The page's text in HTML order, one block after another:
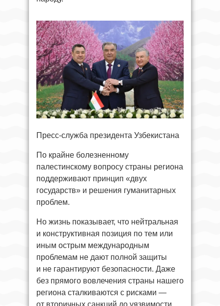
Пресс-служба президента Узбекистана
По крайне болезненному
палестинскому вопросу страны региона
поддерживают принцип «двух
государств» и решения гуманитарных
проблем.
Но жизнь показывает, что нейтральная
и конструктивная позиция по тем или
иным острым международным
проблемам не дают полной защиты
и не гарантируют безопасности. Даже
без прямого вовлечения страны нашего
региона сталкиваются с рисками —